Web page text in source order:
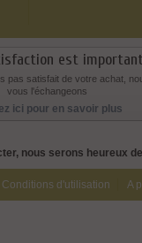
est
pas satisfait de votre achat,
vous l'échangeons
ici pour en savoir plus
nous serons heureux
Conditions d'utilisation A